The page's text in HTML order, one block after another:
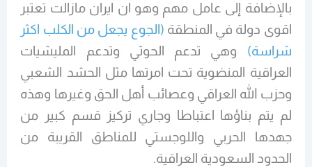
بالإضافة إلى عامل مهم وهو ان ايران مازالت تعتبر
اقوى دولة في المنطقة (الجوع يجعل من الكلب اكثر
شراسة) وهي تدعم الحوثي وتدعم المليشيات
العراقية المنضوية تحت امرتها مثل الحشد الشعبي
وحزب الله العراقي وعصائب أهل الحق وغيرها وهذه
لم يتم بناؤها اعتباطا وجاري تركيز قسم كبير من
جهدها الحربي واللوجستي للمناطق القريبة من
الحدود السعودية العراقية.